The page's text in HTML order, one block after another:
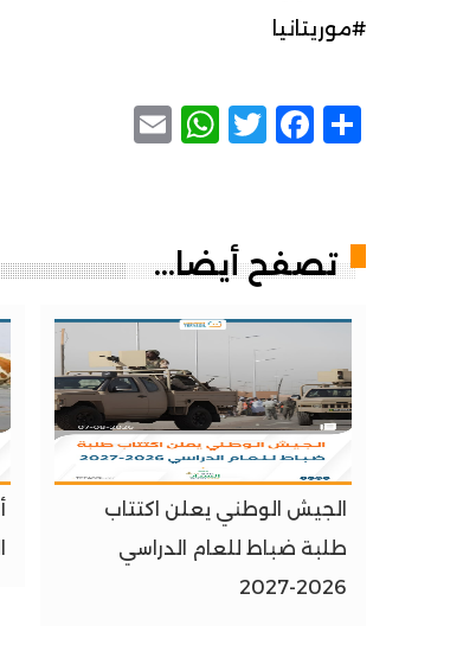
#موريتانيا
Share
Facebook
Twitter
WhatsApp
تصفح أيضا...
الجيش الوطني يعلن اكتتاب
طلبة ضباط للعام الدراسي
2026-2027